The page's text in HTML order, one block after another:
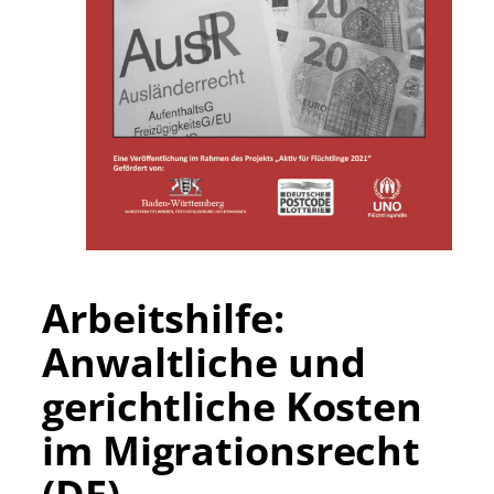
Arbeitshilfe:
Anwaltliche und
gerichtliche Kosten
im Migrationsrecht